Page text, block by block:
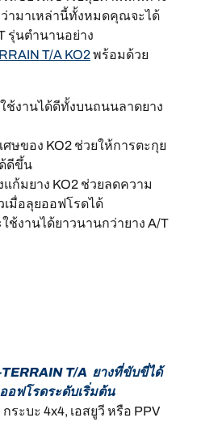
ามาเหล่านี้ทั้งหมดคุณจะได้
รุ่นตำนานอย่าง
T/A KO2พร้อมด้วย
ใช้งานได้ดีทั้งบนถนนลาดยาง
ศษของ KO2 ช่วยให้การตะกุย
ดีขึ้น
ก้มยาง KO2 ช่วยลดความ
เมื่อลุยออฟโรดได้
งานได้ยาวนานกว่ายาง A/T
T/A ยางที่ขับขี่ได้
อฟโรดระดับเริ่มต้น
ะบะ 4x4, เอสยูวี หรือ PPV